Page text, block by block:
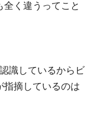
く違うってこと
識しているからビ
指摘しているのは